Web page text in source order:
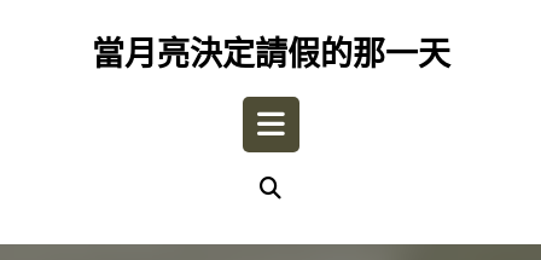
當月亮決定請假的那一天
Open